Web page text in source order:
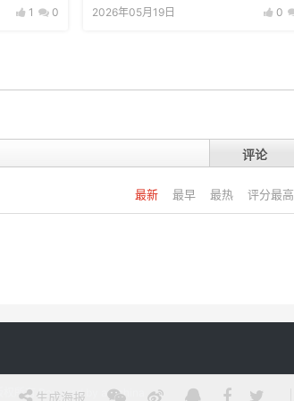
生成海报
1 0 2026年05月19日 0
评论
最新 最早 最热 评分最高
权所有Powered by argchina